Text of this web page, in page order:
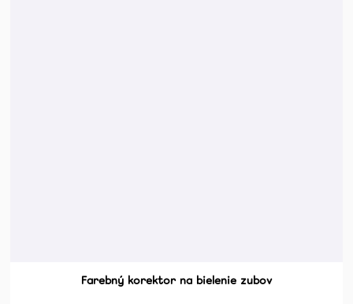
Farebný korektor na bielenie zubov